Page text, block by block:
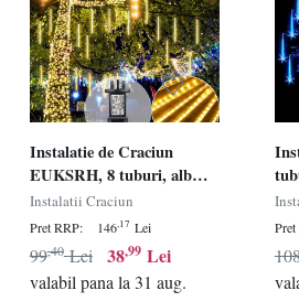
Instalatie de Craciun
EUKSRH, 8 tuburi, alb
cald, 3 m
Instalatii Craciun
Pret RRP: 146,17 Lei
38,99 Lei
99,40 Lei
valabil pana la 31 aug.